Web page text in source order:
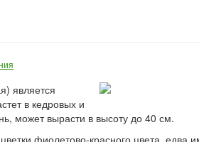
является
в кедровых и
может вырасти в высоту до 40 см.
фиолетово-красного цвета, едва